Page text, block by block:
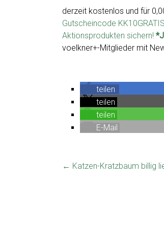
derzeit kostenlos und für
Gutscheincode
Aktionsprodukten sichern!
voelkner+-Mitglieder mit
teilen
teilen
teilen
E-Mail
← Katzen-Kratzbaum billig